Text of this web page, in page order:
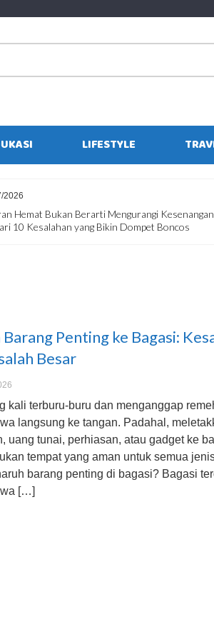
LIFESTYLE
Sebelum Masuk
Jepara Ourland Park
Penting ke Bagasi:
Besar
kali terburu-buru dan menganggap
langsung ke tangan. Padahal,
uang tunai, perhiasan, atau gadget ke
tempat yang aman untuk semua
barang penting di bagasi? Bagasi
[…]